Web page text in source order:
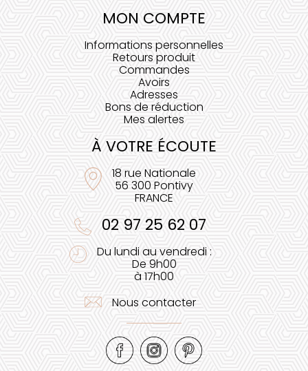
MON COMPTE
Informations personnelles
Retours produit
Commandes
Avoirs
Adresses
Bons de réduction
Mes alertes
À VOTRE ÉCOUTE
18 rue Nationale
56 300 Pontivy
FRANCE
02 97 25 62 07
Du lundi au vendredi :
De 9h00
à 17h00
Nous contacter